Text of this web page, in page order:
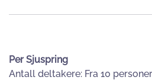
Per Sjuspring
Antall deltakere: Fra 10